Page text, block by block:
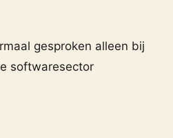
gesproken alleen bij
softwaresector